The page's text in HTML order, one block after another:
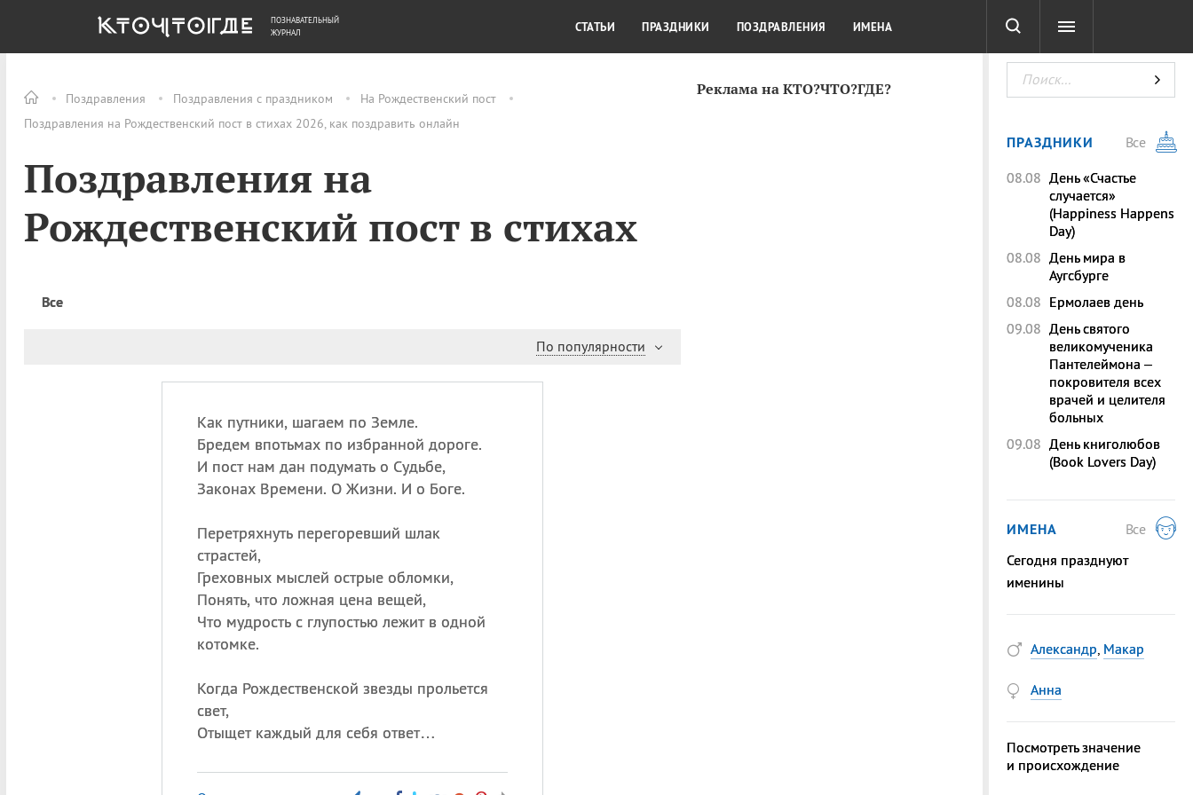
Поздравления Поздравления с праздником
На Рождественский пост
Поздравления на Рождественский пост в стихах 2026, как поздравить онлайн
Поздравления на
Рождественский пост в стихах
Все
По популярности
Как путники, шагаем по Земле.
Бредем впотьмах по избранной дороге.
И пост нам дан подумать о Судьбе,
Законах Времени. О Жизни. И о Боге.
Перетряхнуть перегоревший шлак
страстей,
Греховных мыслей острые обломки,
Понять, что ложная цена вещей,
Что мудрость с глупостью лежит в одной
котомке.
Когда Рождественской звезды прольется
свет,
Отыщет каждый для себя ответ…
Реклама на КТО?ЧТО?ГДЕ?
ОБЩЕСТВО ДЕНЬГИ КУЛЬТУРА КРАСОТА ТЕСТЫ
ПОЗНАВАТЕЛЬНЫЙ
ЖУРНАЛ
СТАТЬИ ПРАЗДНИКИ ПОЗДРАВЛЕНИЯ ИМЕНА
ПРАЗДНИКИ
Все
08.08 День «Счастье
случается»
(Happiness Happens
Day)
08.08 День мира в
Аугсбурге
08.08 Ермолаев день
09.08 День святого
великомученика
Пантелеймона –
покровителя всех
врачей и целителя
больных
09.08 День книголюбов
(Book Lovers Day)
ИМЕНА
Все
Сегодня празднуют
именины
Александр, Макар
Анна
Посмотреть значение
и происхождение